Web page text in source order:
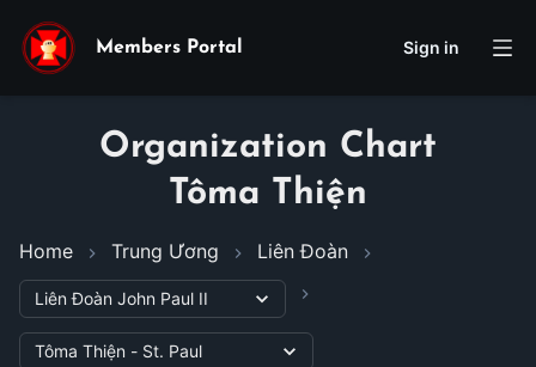
Members Portal Sign in
Organization Chart
Tôma Thiện
Home Trung Ương Liên Đoàn